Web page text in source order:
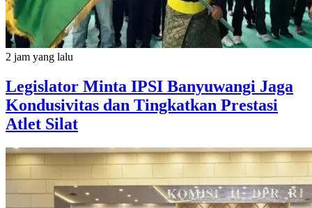
2 jam yang lalu
Legislator Minta IPSI Banyuwangi Jaga
Kondusivitas dan Tingkatkan Prestasi
Atlet Silat